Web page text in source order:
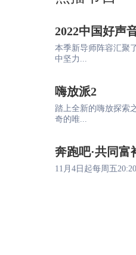
2022中国好声
本季新导师阵容汇聚
中坚力...
嗨放派2
踏上全新的嗨放探索
奇的唯...
奔跑吧·共同富
11月4日起每周五